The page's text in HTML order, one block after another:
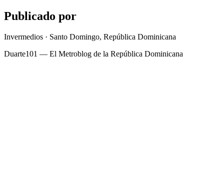
Publicado por
Invermedios · Santo Domingo, República Dominicana
Duarte101 — El Metroblog de la República Dominicana